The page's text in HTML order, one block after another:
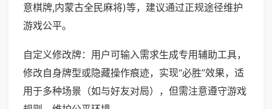
意棋牌,内蒙古全民麻将)等，建议通过正规途径维护
游戏公平。
自定义修改牌：用户可输入需求生成专用辅助工具，
修改自身牌型或隐藏操作痕迹，实现“必胜”效果，适
用于多种场景（如与好友对局），但需注意遵守游戏